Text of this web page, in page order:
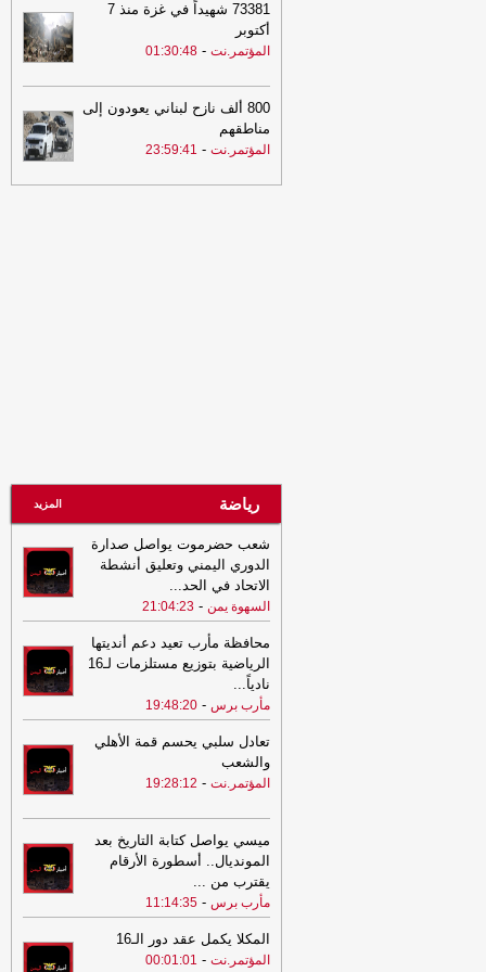
برس
19:40
وزارة الدفاع السعودية: اعلان
التحالف البحري الدفاعي يعكس إدراكًا دوليًا
لحجم التهديدات البحرية والملاحية-السهوة
يمن
19:40
وزارة الدفاع السعودية: اعلان
التحالف البحري الدفاعي يعكس إدراكًا دوليًا
73381 شهيداً في غزة منذ 7
أكتوبر
المؤتمر.نت -
01:30:48
800 ألف نازح لبناني يعودون إلى
مناطقهم
المؤتمر.نت -
23:59:41
رياضة المزيد
شعب حضرموت يواصل صدارة
الدوري اليمني وتعليق أنشطة
الاتحاد في الحد...
السهوة يمن -
21:04:23
محافظة مأرب تعيد دعم أنديتها
الرياضية بتوزيع مستلزمات لـ16
نادياً...
مأرب برس -
19:48:20
تعادل سلبي يحسم قمة الأهلي
والشعب
المؤتمر.نت -
19:28:12
ميسي يواصل كتابة التاريخ بعد
المونديال.. أسطورة الأرقام
يقترب من ...
مأرب برس -
11:14:35
المكلا يكمل عقد دور الـ16
المؤتمر.نت -
00:01:01